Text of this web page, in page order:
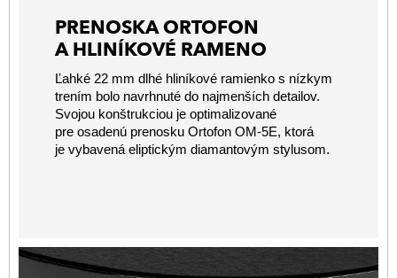
PRENOSKA ORTOFON
A HLINÍKOVÉ RAMENO
Ľahké 22 mm dlhé hliníkové ramienko s nízkym
trením bolo navrhnuté do najmenších detailov.
Svojou konštrukciou je optimalizované
pre osadenú prenosku Ortofon OM-5E, ktorá
je vybavená eliptickým diamantovým stylusom.